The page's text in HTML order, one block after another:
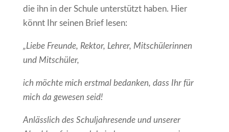
die ihn in der Schule unterstützt haben. Hier
könnt Ihr seinen Brief lesen:
„Liebe Freunde, Rektor, Lehrer, Mitschülerinnen
und Mitschüler,
ich möchte mich erstmal bedanken, dass Ihr für
mich da gewesen seid!
Anlässlich des Schuljahresende und unserer